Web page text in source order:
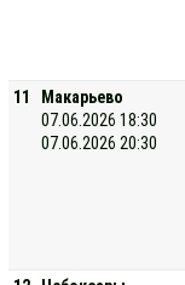
11
Макарьево
07.06.2026 18:30
07.06.2026 20:30